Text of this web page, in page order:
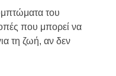
του
που μπορεί να
τη ζωή, αν δεν